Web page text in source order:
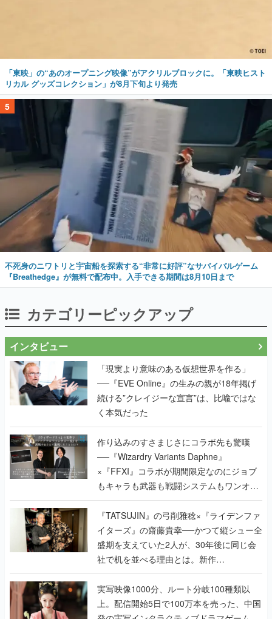
「東映」の“あのオープニング映像”がアクリルブロックに。「東映ヒスト
リカル グッズコレクション」が8月下旬より発売
5
不死身のニワトリと宇宙船を探索する“非常に好評”なサバイバルゲーム
『Breathedge』が無料で配布中。入手できる期間は8月10日まで
カテゴリーピックアップ
インタビュー
「現実より意味のある仮想世界を作る」
──『EVE Online』の生みの親が18年掲げ
続ける”クレイジーな宣言”は、比喩ではな
く本気だった
作り込みのすさまじさにコラボ先も驚嘆
──『Wizardry Variants Daphne』
×『FFXI』コラボが期間限定なのにジョブ
もキャラも武器も戦闘システムもワンオフ
で作り込まれた理由を両ディレクターに聞
く
『TATSUJIN』の弓削雅稔×『ライデンファ
イターズ』の齋藤貴幸──かつて縦シュー全
盛期を支えていた2人が、30年後に同じ会
社で机を並べる理由とは。新作
『TATSUJIN EXTREME』で初タッグを組
んだレジェンド2人に訊く開発秘話
実写映像1000分、ルート分岐100種類以
上。配信開始5日で100万本を売った、中国